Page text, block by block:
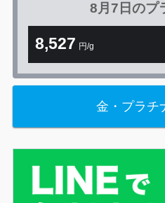
8月7日のプ
8,527 円/g
金・プラチ